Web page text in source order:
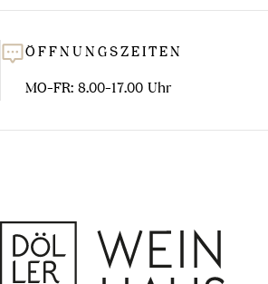
ÖFFNUNGSZEITEN
MO-FR: 8.00-17.00 Uhr